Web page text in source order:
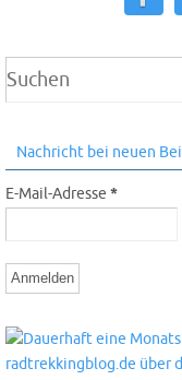
Nachricht bei neuen
E-Mail-Adresse *